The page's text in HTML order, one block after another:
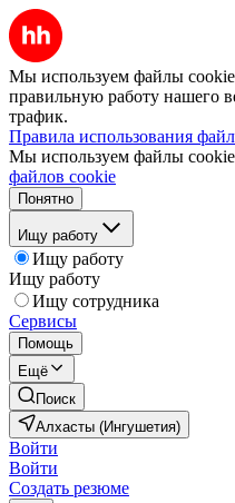
Мы используем файлы
правильную работу нашего
трафик.
Правила использования
Мы используем файлы
файлов cookie
Понятно
Ищу работу
Ищу работу
Ищу работу
Ищу сотрудника
Сервисы
Помощь
Ещё
Поиск
Алхасты (Ингушетия)
Войти
Войти
Создать резюме